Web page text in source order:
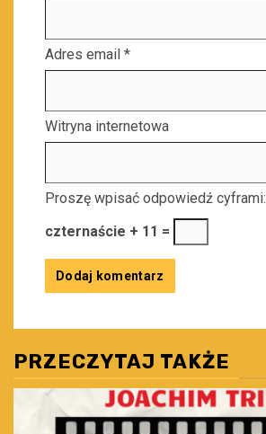
Adres email *
Witryna internetowa
Proszę wpisać odpowiedź cyframi:
czternaście + 11 =
PRZECZYTAJ TAKŻE